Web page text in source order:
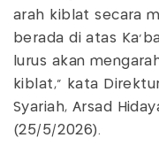
arah kiblat secara
berada di atas
lurus akan
kiblat,” kata
Syariah, Arsad
(25/5/2026).